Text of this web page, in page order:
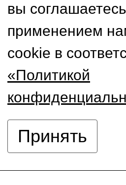
вы
применением
cookie в
«Политикой
Принять